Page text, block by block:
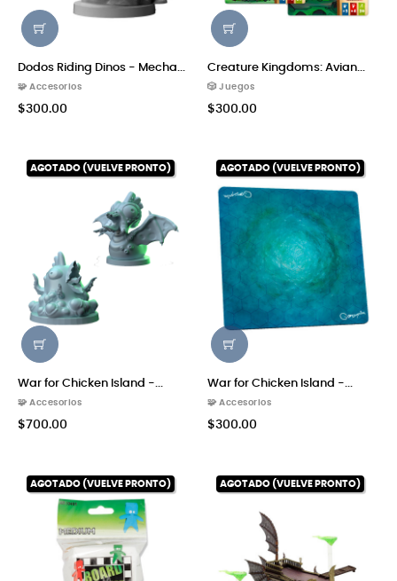
Dodos Riding Dinos - Mecha...
🧩 Accesorios
$300.00
Creature Kingdoms: Avian...
🎲 Juegos
$300.00
AGOTADO (VUELVE PRONTO)
War for Chicken Island -...
🧩 Accesorios
$700.00
AGOTADO (VUELVE PRONTO)
War for Chicken Island -...
🧩 Accesorios
$300.00
AGOTADO (VUELVE PRONTO) AGOTADO (VUELVE PRONTO)